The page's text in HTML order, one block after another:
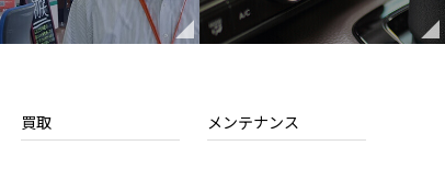
買取 メンテナンス